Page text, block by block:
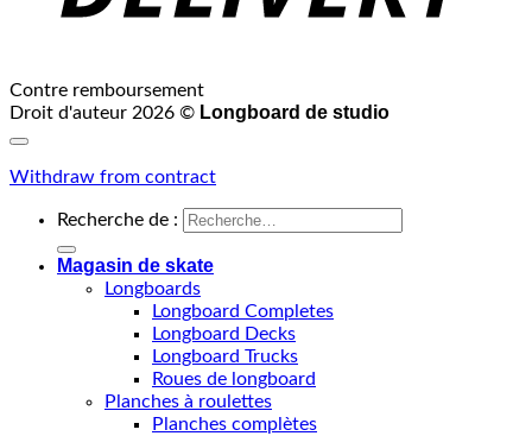
Contre remboursement
Droit d'auteur 2026 © Longboard de studio
Withdraw from contract
Recherche de :
Magasin de skate
Longboards
Longboard Completes
Longboard Decks
Longboard Trucks
Roues de longboard
Planches à roulettes
Planches complètes